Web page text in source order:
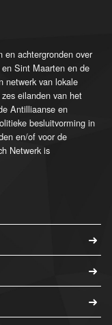
en achtergronden over
Sint Maarten en de
netwerk van lokale
eilanden van het
Antilliaanse en
besluitvorming in
en/of voor de
Netwerk is